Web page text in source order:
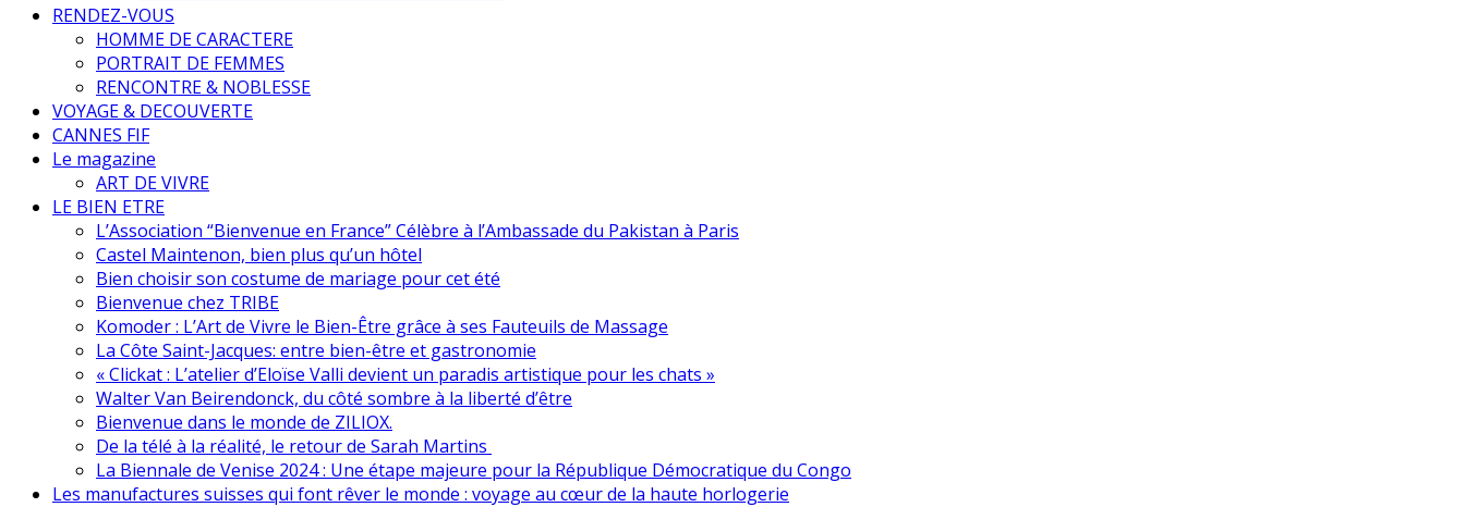
RENDEZ-VOUS
HOMME DE CARACTERE
PORTRAIT DE FEMMES
RENCONTRE & NOBLESSE
VOYAGE & DECOUVERTE
CANNES FIF
Le magazine
ART DE VIVRE
LE BIEN ETRE
L’Association “Bienvenue en France” Célèbre à l’Ambassade du Pakistan à Paris
Castel Maintenon, bien plus qu’un hôtel
Bien choisir son costume de mariage pour cet été
Bienvenue chez TRIBE
Komoder : L’Art de Vivre le Bien-Être grâce à ses Fauteuils de Massage
La Côte Saint-Jacques: entre bien-être et gastronomie
« Clickat : L’atelier d’Eloïse Valli devient un paradis artistique pour les chats »
Walter Van Beirendonck, du côté sombre à la liberté d’être
Bienvenue dans le monde de ZILIOX.
De la télé à la réalité, le retour de Sarah Martins
La Biennale de Venise 2024 : Une étape majeure pour la République Démocratique du Congo
Les manufactures suisses qui font rêver le monde : voyage au cœur de la haute horlogerie